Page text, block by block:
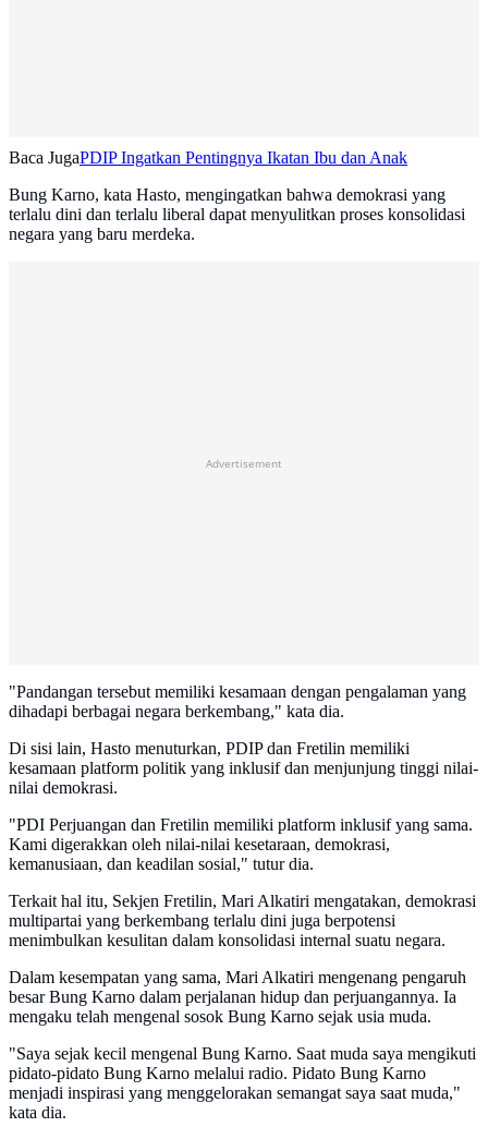
Baca JugaPDIP Ingatkan Pentingnya Ikatan Ibu dan Anak
Bung Karno, kata Hasto, mengingatkan bahwa demokrasi yang
terlalu dini dan terlalu liberal dapat menyulitkan proses konsolidasi
negara yang baru merdeka.
Advertisement
"Pandangan tersebut memiliki kesamaan dengan pengalaman yang
dihadapi berbagai negara berkembang," kata dia.
Di sisi lain, Hasto menuturkan, PDIP dan Fretilin memiliki
kesamaan platform politik yang inklusif dan menjunjung tinggi nilai-
nilai demokrasi.
"PDI Perjuangan dan Fretilin memiliki platform inklusif yang sama.
Kami digerakkan oleh nilai-nilai kesetaraan, demokrasi,
kemanusiaan, dan keadilan sosial," tutur dia.
Terkait hal itu, Sekjen Fretilin, Mari Alkatiri mengatakan, demokrasi
multipartai yang berkembang terlalu dini juga berpotensi
menimbulkan kesulitan dalam konsolidasi internal suatu negara.
Dalam kesempatan yang sama, Mari Alkatiri mengenang pengaruh
besar Bung Karno dalam perjalanan hidup dan perjuangannya. Ia
mengaku telah mengenal sosok Bung Karno sejak usia muda.
"Saya sejak kecil mengenal Bung Karno. Saat muda saya mengikuti
pidato-pidato Bung Karno melalui radio. Pidato Bung Karno
menjadi inspirasi yang menggelorakan semangat saya saat muda,"
kata dia.